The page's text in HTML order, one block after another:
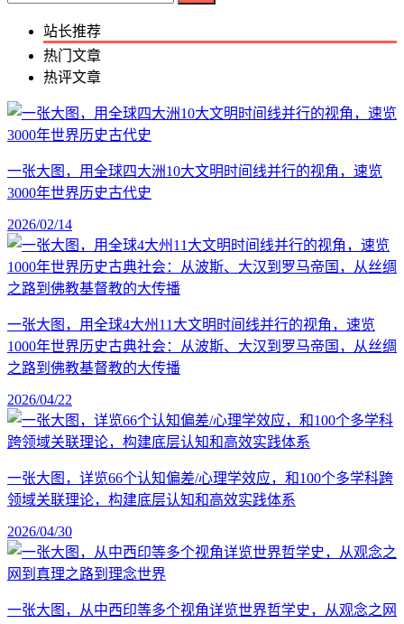
站长推荐
热门文章
热评文章
一张大图，用全球四大洲10大文明时间线并行的视角，速览
3000年世界历史古代史
2026/02/14
一张大图，用全球4大州11大文明时间线并行的视角，速览
1000年世界历史古典社会：从波斯、大汉到罗马帝国，从丝绸
之路到佛教基督教的大传播
2026/04/22
一张大图，详览66个认知偏差/心理学效应，和100个多学科跨
领域关联理论，构建底层认知和高效实践体系
2026/04/30
一张大图，从中西印等多个视角详览世界哲学史，从观念之网